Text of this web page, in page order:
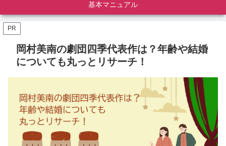
基本マニュアル
PR
岡村美南の劇団四季代表作は？年齢や結婚
についても丸っとリサーチ！